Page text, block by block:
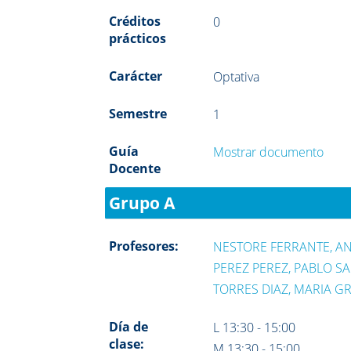
Créditos
prácticos
0
Carácter Optativa
Semestre 1
Guía
Docente
Mostrar documento
Grupo A
Profesores:
NESTORE FERRANTE,
PEREZ PEREZ, PABLO
TORRES DIAZ, MARIA
Día de
clase:
L 13:30 - 15:00